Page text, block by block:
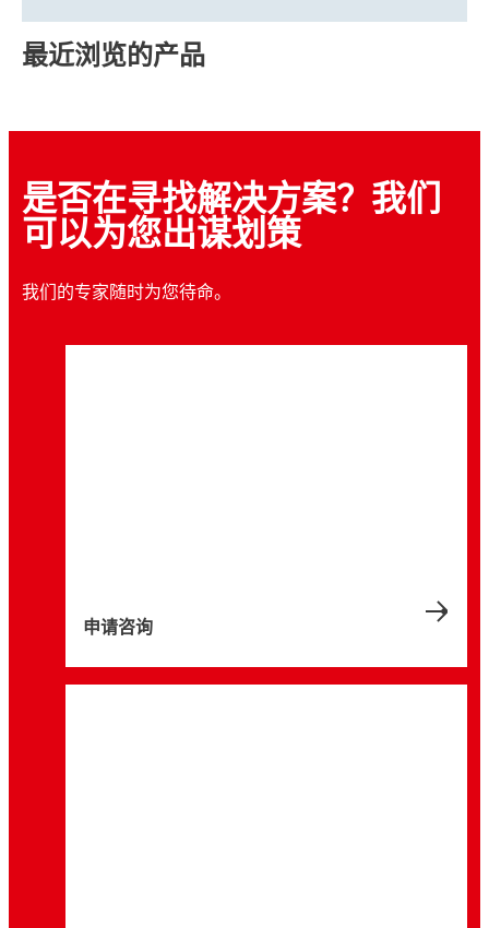
最近浏览的产品
是否在寻找解决方案？我们
可以为您出谋划策
我们的专家随时为您待命。
申请咨询